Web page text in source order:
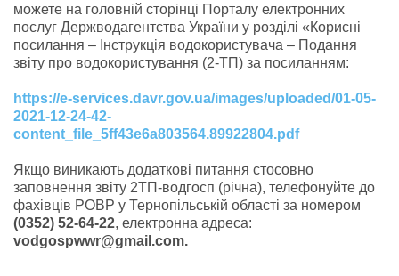
можете на головній сторінці Порталу електронних
послуг Держводагентства України у розділі «Корисні
посилання – Інструкція водокористувача – Подання
звіту про водокористування (2-ТП) за посиланням:
https://e-services.davr.gov.ua/images/uploaded/01-05-
2021-12-24-42-
content_file_5ff43e6a803564.89922804.pdf
Якщо виникають додаткові питання стосовно
заповнення звіту 2ТП-водгосп (річна), телефонуйте до
фахівців РОВР у Тернопільській області за номером
(0352) 52-64-22, електронна адреса:
vodgospwwr@gmail.com.